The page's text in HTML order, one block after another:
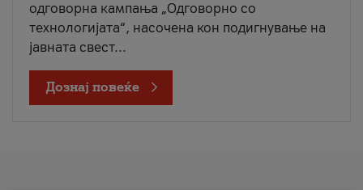
одговорна кампања „Одговорно со
технологијата“, насочена кон подигнување на
јавната свест...
Дознај повеќе